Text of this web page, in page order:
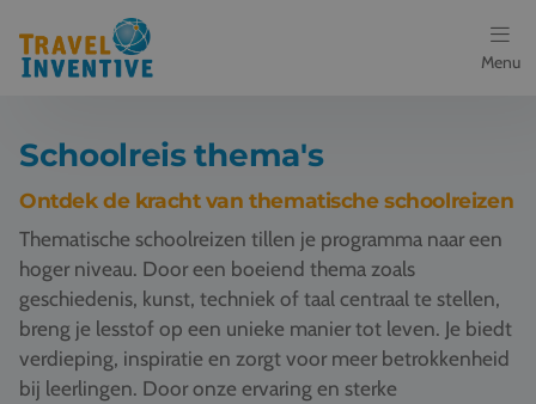
Menu
Bestemmingen
Schoolreis thema's
Voor docenten
Over ons
Een offerte aanvragen
Schoolreis thema's
Ontdek de kracht van thematische schoolreizen
Thematische schoolreizen tillen je programma naar een
hoger niveau. Door een boeiend thema zoals
geschiedenis, kunst, techniek of taal centraal te stellen,
breng je lesstof op een unieke manier tot leven. Je biedt
verdieping, inspiratie en zorgt voor meer betrokkenheid
bij leerlingen. Door onze ervaring en sterke